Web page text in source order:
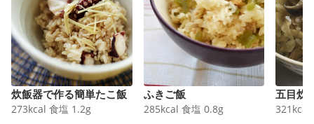
炊飯器で作る簡単たこ飯
273kcal 食塩 1.2g
ふきご飯
285kcal 食塩 0.8g
五目炊
321 kcal